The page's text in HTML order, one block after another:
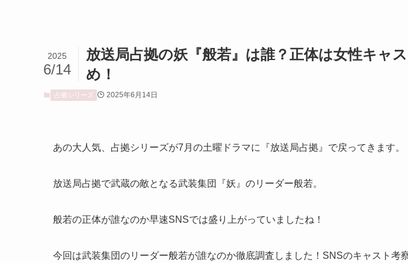
放送局占拠の妖『般若』は誰？正体は女性キャ
め！
2025
6/14
占拠シリーズ 2025年6月14日
あの大人気、占拠シリーズが7月の土曜ドラマに『放送局占拠』で戻ってきます。
放送局占拠で武蔵の敵となる武装集団『妖』のリーダー般若。
般若の正体が誰なのか早速SNSでは盛り上がっていましたね！
今回は武装集団のリーダー般若が誰なのか徹底調査しました！SNSのキャスト考